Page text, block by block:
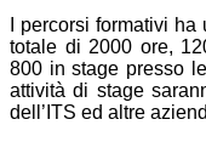
I percorsi formativi
totale di 2000 ore,
800 in stage presso
attività di stage
dell’ITS ed altre